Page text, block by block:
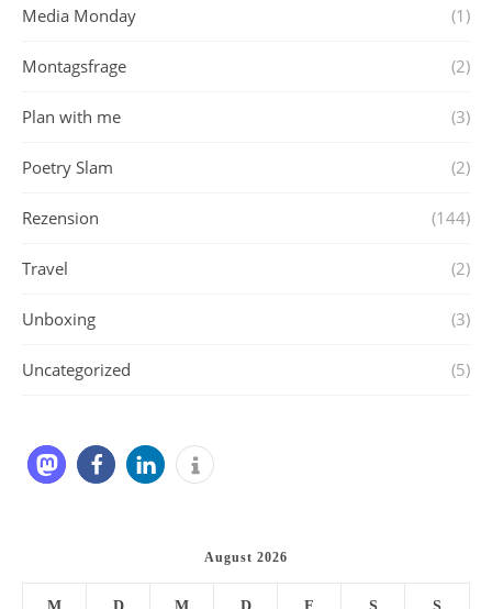
Media Monday (1)
Montagsfrage (2)
Plan with me (3)
Poetry Slam (2)
Rezension (144)
Travel (2)
Unboxing (3)
Uncategorized (5)
August 2026